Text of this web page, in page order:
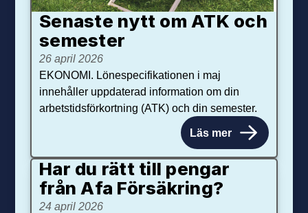
Senaste nytt om ATK och
se­mester
26 april 2026
EKONOMI. Lönespecifikationen i maj
innehåller uppdaterad information om din
arbetstidsförkortning (ATK) och din semester.
Läs mer
Har du rätt till pengar
från Afa Försäkring?
24 april 2026